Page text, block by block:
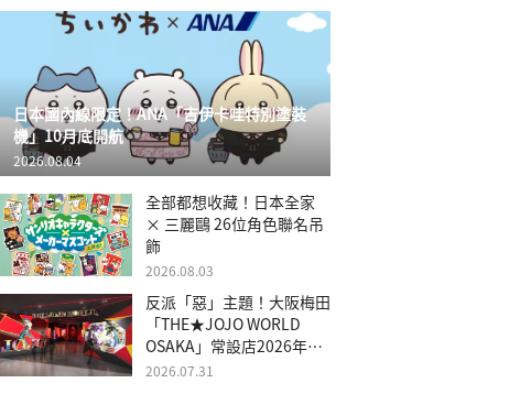
日本國內線限定！ANA「吉伊卡哇特別塗裝
機」10月底開航
2026.08.04
全部都想收藏！日本全家
× 三麗鷗 26位角色聯名吊
飾
2026.08.03
反派「惡」主題！大阪梅田
「THE★JOJO WORLD
OSAKA」常設店2026年冬
季開幕
2026.07.31